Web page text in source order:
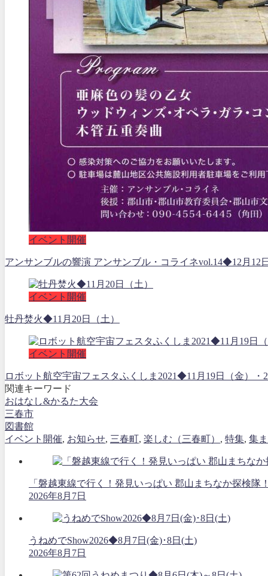
イベント開催
アンサンブルの響演 アンサンブル・コライネvol.14◆12月12
イベント開催
牡丹焚火◆11月20日（土）
イベント開催
ロボット航空宇宙フェスタふくしま2021◆11月19日（金
関連キーワード
おはなし&かるた大会
三春市
図書館
イベント開催, お知らせ, 三春町, 楽しむ（三春町） , 特集, 集
「磐越東線で行く！発見いっぱい 郡山まちなか探検隊
2026年8月7日
うねめでShow2026◆8月7日(金)･8日(土)
2026年8月7日